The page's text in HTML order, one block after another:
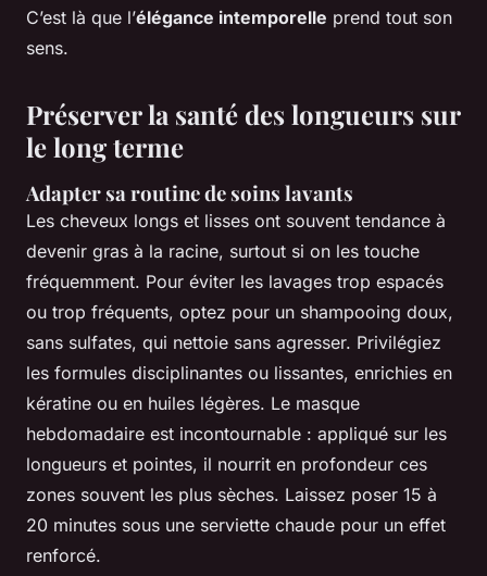
C’est là que l’élégance intemporelle prend tout son
sens.
Préserver la santé des longueurs sur
le long terme
Adapter sa routine de soins lavants
Les cheveux longs et lisses ont souvent tendance à
devenir gras à la racine, surtout si on les touche
fréquemment. Pour éviter les lavages trop espacés
ou trop fréquents, optez pour un shampooing doux,
sans sulfates, qui nettoie sans agresser. Privilégiez
les formules disciplinantes ou lissantes, enrichies en
kératine ou en huiles légères. Le masque
hebdomadaire est incontournable : appliqué sur les
longueurs et pointes, il nourrit en profondeur ces
zones souvent les plus sèches. Laissez poser 15 à
20 minutes sous une serviette chaude pour un effet
renforcé.